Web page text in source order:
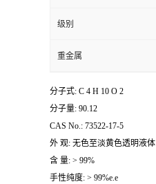
级别
重金属
分子式: C 4 H 10 O 2
分子量: 90.12
CAS No.: 73522-17-5
外 观: 无色至淡黄色透明液体
含 量: > 99%
手性纯度: > 99%e.e